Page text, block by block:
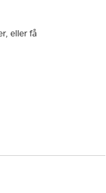
eller få